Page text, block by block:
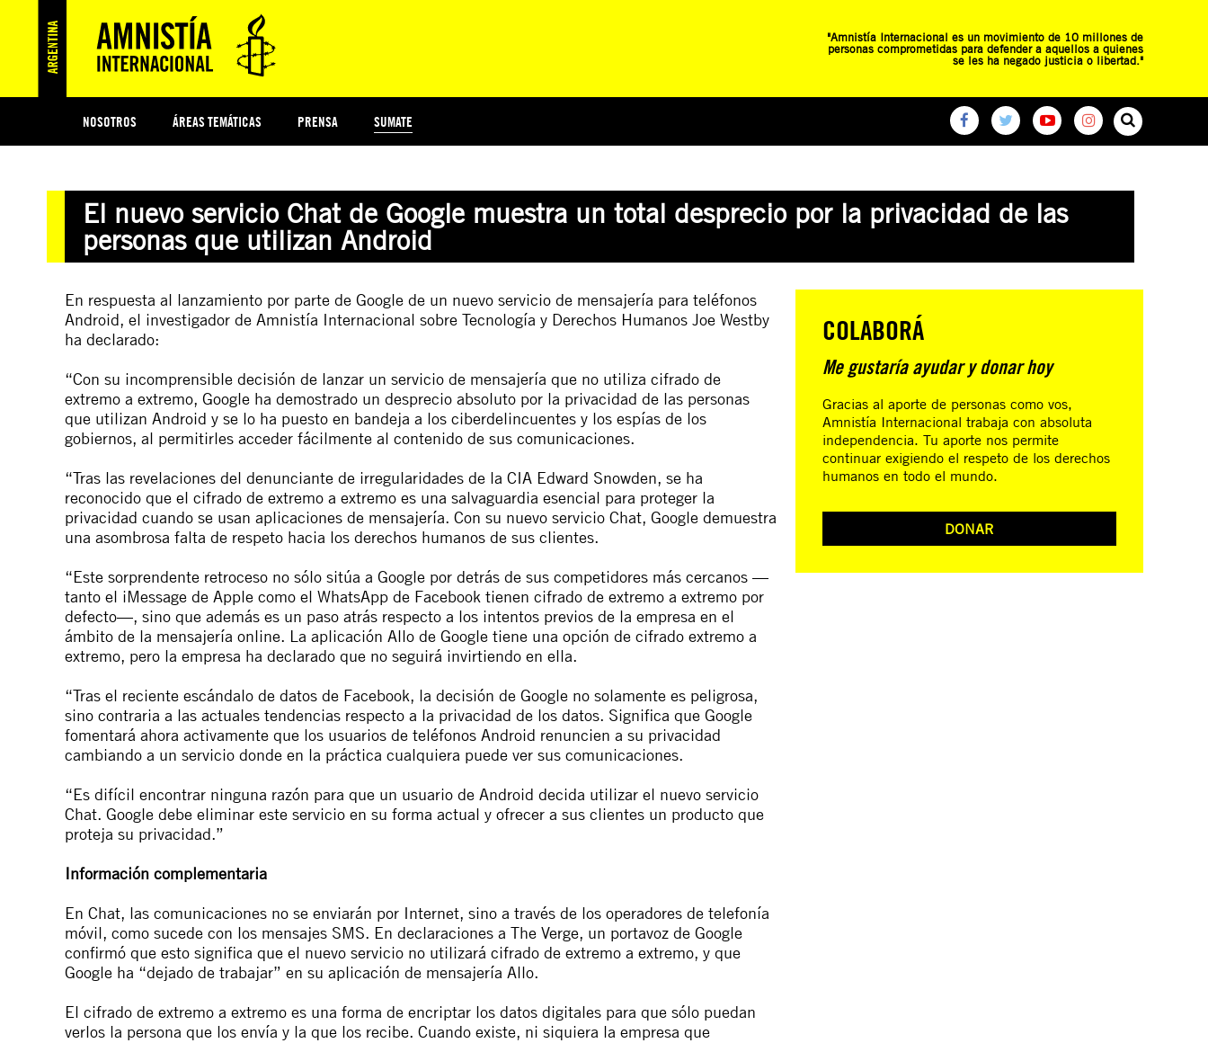
"Amnistía Internacional es un movimiento de 10 millones de
personas comprometidas para defender a aquellos a quienes
se les ha negado justicia o libertad."
NOSOTROS ÁREAS TEMÁTICAS PRENSA SUMATE
PREGUNTAS FRECUENTES
El nuevo servicio Chat de Google muestra un total desprecio por la privacidad de las
personas que utilizan Android
En respuesta al lanzamiento por parte de Google de un nuevo servicio de mensajería para teléfonos
Android, el investigador de Amnistía Internacional sobre Tecnología y Derechos Humanos Joe Westby
ha declarado:
“Con su incomprensible decisión de lanzar un servicio de mensajería que no utiliza cifrado de
extremo a extremo, Google ha demostrado un desprecio absoluto por la privacidad de las personas
que utilizan Android y se lo ha puesto en bandeja a los ciberdelincuentes y los espías de los
gobiernos, al permitirles acceder fácilmente al contenido de sus comunicaciones.
“Tras las revelaciones del denunciante de irregularidades de la CIA Edward Snowden, se ha
reconocido que el cifrado de extremo a extremo es una salvaguardia esencial para proteger la
privacidad cuando se usan aplicaciones de mensajería. Con su nuevo servicio Chat, Google demuestra
una asombrosa falta de respeto hacia los derechos humanos de sus clientes.
“Este sorprendente retroceso no sólo sitúa a Google por detrás de sus competidores más cercanos —
tanto el iMessage de Apple como el WhatsApp de Facebook tienen cifrado de extremo a extremo por
defecto—, sino que además es un paso atrás respecto a los intentos previos de la empresa en el
ámbito de la mensajería online. La aplicación Allo de Google tiene una opción de cifrado extremo a
extremo, pero la empresa ha declarado que no seguirá invirtiendo en ella.
“Tras el reciente escándalo de datos de Facebook, la decisión de Google no solamente es peligrosa,
sino contraria a las actuales tendencias respecto a la privacidad de los datos. Significa que Google
fomentará ahora activamente que los usuarios de teléfonos Android renuncien a su privacidad
cambiando a un servicio donde en la práctica cualquiera puede ver sus comunicaciones.
“Es difícil encontrar ninguna razón para que un usuario de Android decida utilizar el nuevo servicio
Chat. Google debe eliminar este servicio en su forma actual y ofrecer a sus clientes un producto que
proteja su privacidad.”
Información complementaria
En Chat, las comunicaciones no se enviarán por Internet, sino a través de los operadores de telefonía
móvil, como sucede con los mensajes SMS. En declaraciones a The Verge, un portavoz de Google
confirmó que esto significa que el nuevo servicio no utilizará cifrado de extremo a extremo, y que
Google ha “dejado de trabajar” en su aplicación de mensajería Allo.
El cifrado de extremo a extremo es una forma de encriptar los datos digitales para que sólo puedan
verlos la persona que los envía y la que los recibe. Cuando existe, ni siquiera la empresa que
COLABORÁ
Me gustaría ayudar y donar hoy
Gracias al aporte de personas como vos,
Amnistía Internacional trabaja con absoluta
independencia. Tu aporte nos permite
continuar exigiendo el respeto de los derechos
humanos en todo el mundo.
DONAR